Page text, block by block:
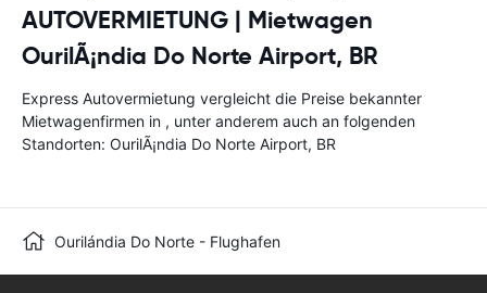
AUTOVERMIETUNG | Mietwagen
OurilÃ¡ndia Do Norte Airport, BR
Express Autovermietung vergleicht die Preise bekannter
Mietwagenfirmen in , unter anderem auch an folgenden
Standorten: OurilÃ¡ndia Do Norte Airport, BR
Ourilándia Do Norte - Flughafen